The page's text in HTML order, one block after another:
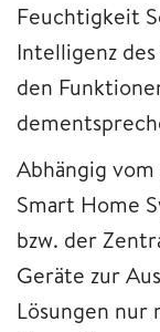
Feuchtigkeit
Intelligenz
den
Abhängig
Smart Home
bzw. der
Geräte zur
Lösungen nur